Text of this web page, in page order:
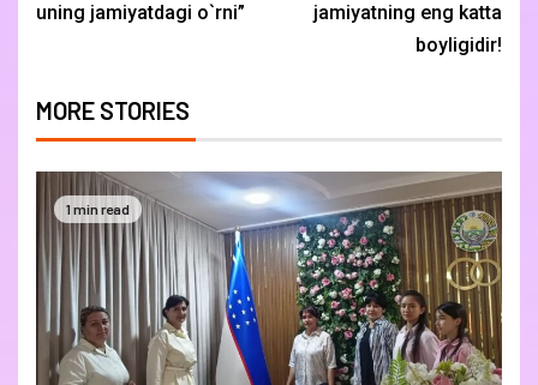
uning jamiyatdagi o`rni”
jamiyatning eng katta
boyligidir!
MORE STORIES
1 min read